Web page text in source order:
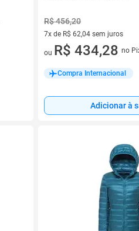
R$ 456,20
7x de R$ 62,04 sem juros
7 vez de R$ 62,04 sem juros
ou R$ 434,28 no
Compra Internacional
Adicionar à